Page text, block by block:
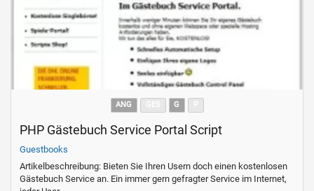
ANG G
PHP Gästebuch Service Portal Script
Guestbooks
Artikelbeschreibung: Bieten Sie Ihren Usern doch einen kostenlosen
Gästebuch Service an. Ein immer gern gefragter Service im Internet,